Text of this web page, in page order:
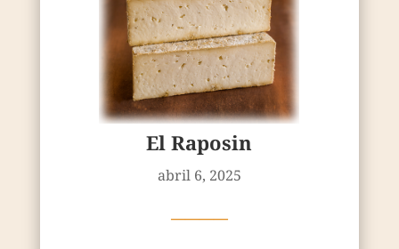
El Raposin
abril 6, 2025
————